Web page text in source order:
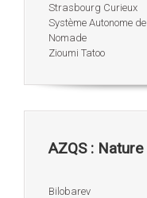
Strasbourg Curieux
Système Autonome
Nomade
Zioumi Tatoo
AZQS : Nature
Bilobarev